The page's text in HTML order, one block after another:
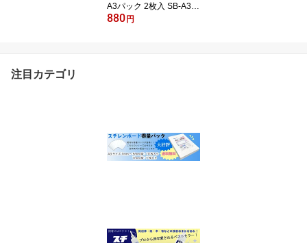
A3パック 2枚入 SB-A3-7
P【最短営業日発送】45
880円
注目カテゴリ